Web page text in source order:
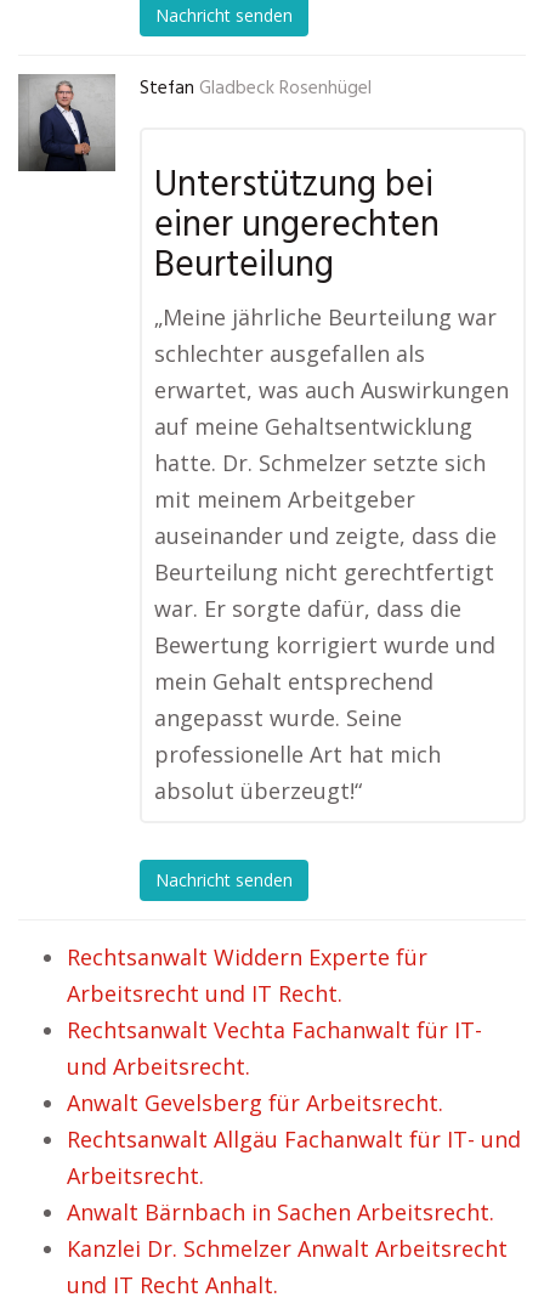
Nachricht senden
Stefan Gladbeck Rosenhügel
Unterstützung bei
einer ungerechten
Beurteilung
„Meine jährliche Beurteilung war
schlechter ausgefallen als
erwartet, was auch Auswirkungen
auf meine Gehaltsentwicklung
hatte. Dr. Schmelzer setzte sich
mit meinem Arbeitgeber
auseinander und zeigte, dass die
Beurteilung nicht gerechtfertigt
war. Er sorgte dafür, dass die
Bewertung korrigiert wurde und
mein Gehalt entsprechend
angepasst wurde. Seine
professionelle Art hat mich
absolut überzeugt!“
Nachricht senden
Rechtsanwalt Widdern Experte für
Arbeitsrecht und IT Recht.
Rechtsanwalt Vechta Fachanwalt für IT-
und Arbeitsrecht.
Anwalt Gevelsberg für Arbeitsrecht.
Rechtsanwalt Allgäu Fachanwalt für IT- und
Arbeitsrecht.
Anwalt Bärnbach in Sachen Arbeitsrecht.
Kanzlei Dr. Schmelzer Anwalt Arbeitsrecht
und IT Recht Anhalt.